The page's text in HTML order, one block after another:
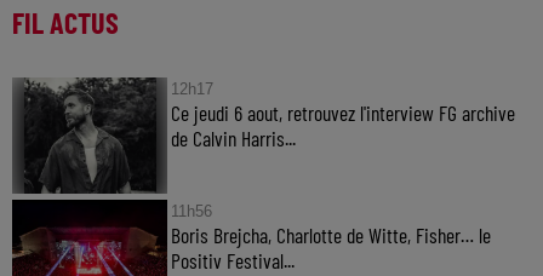
FIL ACTUS
12h17
Ce jeudi 6 aout, retrouvez l'interview FG archive
de Calvin Harris...
11h56
Boris Brejcha, Charlotte de Witte, Fisher… le
Positiv Festival...